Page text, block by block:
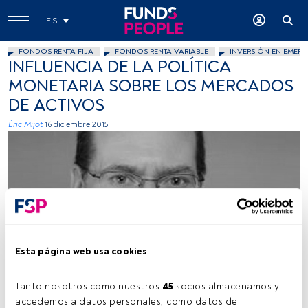
Esta página web usa cookies
Tanto nosotros como nuestros 45 socios almacenamos y
accedemos a datos personales, como datos de
ES
FONDOS RENTA FIJA FONDOS RENTA VARIABLE INVERSIÓN EN
INFLUENCIA DE LA POLÍTICA
MONETARIA SOBRE LOS MERCADOS
DE ACTIVOS
Éric Mijot 16 diciembre 2015
Foto cedida
Tiempo lectura: 11 min.